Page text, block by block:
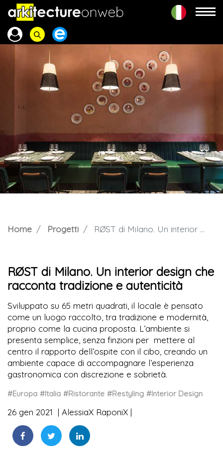
Home Progetti RØST di Milano. Un interior design che racconta tradizione e autenticità
RØST di Milano. Un interior design che
racconta tradizione e autenticità
Sviluppato su 65 metri quadrati, il locale è pensato
come un luogo raccolto, tra tradizione e modernità,
proprio come la cucina proposta. L’ambiente si
presenta semplice, senza finzioni per mettere al
centro il rapporto dell’ospite con il cibo, creando un
ambiente capace di accompagnare l’esperienza
gastronomica con discrezione e sobrietà.
#Europa #Italia #Ristorante #Restyling #Interior Design
26 gen 2021 AlessiaX RaponiX